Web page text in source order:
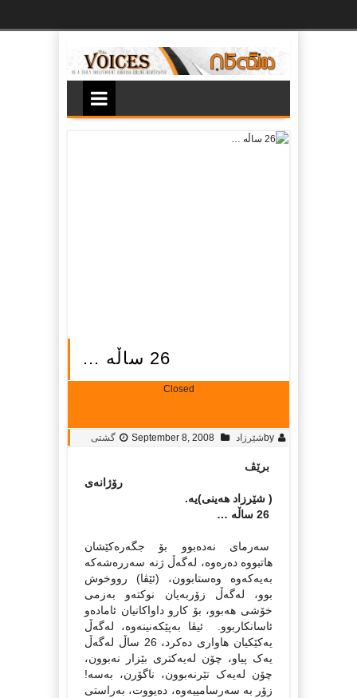
26 ساڵه‌ …
Closed
byشێرزاد September 8, 2008 گشتی
برێڤ
رۆژانه‌ی
( شێرزاد هه‌ینی)یه‌.
سه‌رمای نه‌ده‌بوو بۆ جگه‌ره‌کێشان
هاتبووه‌ ده‌ره‌وه‌، له‌گه‌ڵ ژنه‌ سه‌رره‌شه‌که‌
به‌یه‌که‌وه‌ وه‌ستابوون، (ئێڤا) رووخوش
بوو، له‌گه‌ڵ زۆربه‌یان نوکته‌و به‌زمی
خۆشی هه‌بوو، بۆ کارو داواکانیان ئاماده‌و
ئاسانکاربوو. ئیڤا به‌پێکه‌نینه‌وه‌، له‌گه‌ڵ
یه‌کێکیان هاواری ده‌کرد، 26 ساڵ له‌گه‌ڵ
یه‌ک پیاو، چۆن له‌یه‌کتری بێزار نه‌بوون،
چۆن له‌یه‌ک تێرنه‌بوون، ناگۆرن، به‌سه‌!
زۆر به‌ سه‌رسامییه‌وه‌، ده‌یووت، به‌راستی